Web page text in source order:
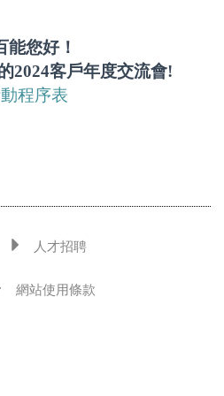
能您好！
2024客戶年度交流會!
程序表
人才招聘
網站使用條款